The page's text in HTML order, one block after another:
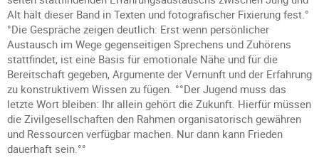
Alt hält dieser Band in Texten und fotografischer Fixierung fest.°
°Die Gespräche zeigen deutlich: Erst wenn persönlicher
Austausch im Wege gegenseitigen Sprechens und Zuhörens
stattfindet, ist eine Basis für emotionale Nähe und für die
Bereitschaft gegeben, Argumente der Vernunft und der Erfahrung
zu konstruktivem Wissen zu fügen. °°Der Jugend muss das
letzte Wort bleiben: Ihr allein gehört die Zukunft. Hierfür müssen
die Zivilgesellschaften den Rahmen organisatorisch gewähren
und Ressourcen verfügbar machen. Nur dann kann Frieden
dauerhaft sein.°°